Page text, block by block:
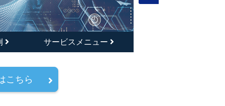
サービスメニュー
こちら